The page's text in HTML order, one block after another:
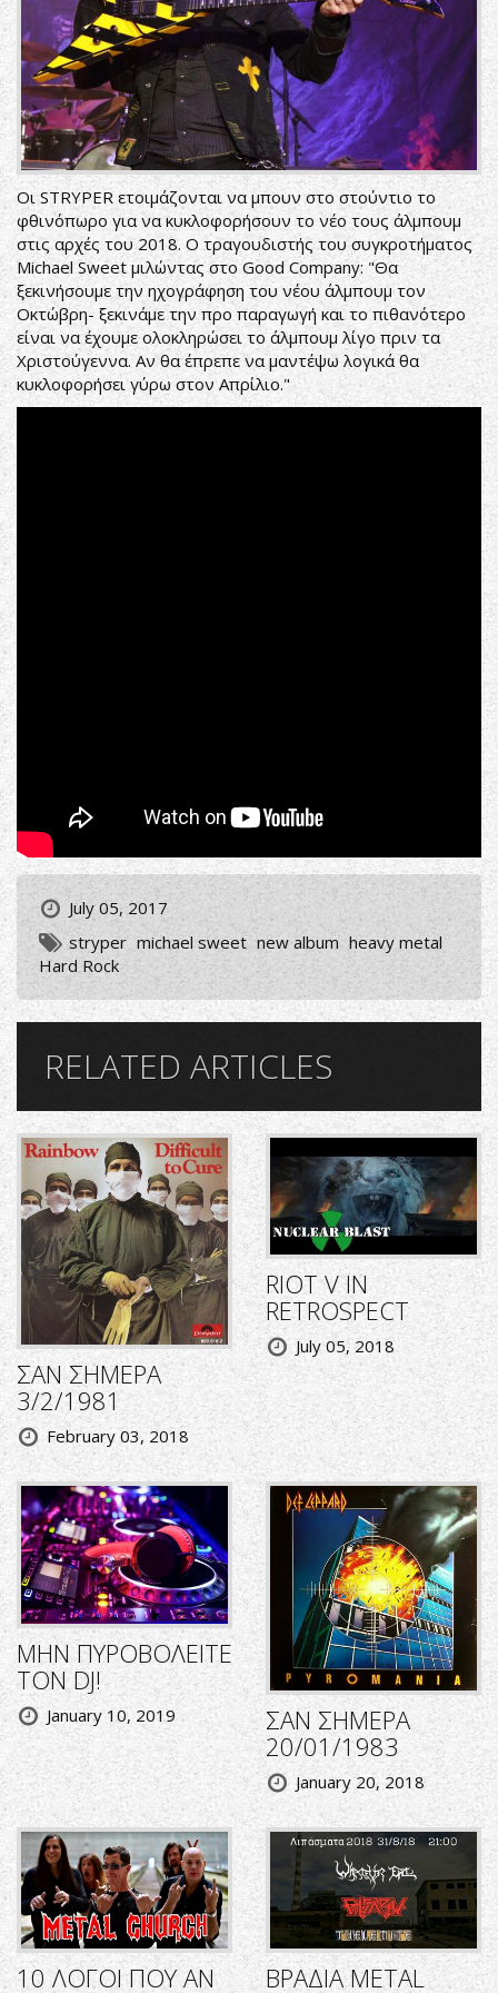
Οι STRYPER ετοιμάζονται να μπουν στο στούντιο το
φθινόπωρο για να κυκλοφορήσουν το νέο τους άλμπουμ
στις αρχές του 2018. Ο τραγουδιστής του συγκροτήματος
Michael Sweet μιλώντας στο Good Company: "Θα
ξεκινήσουμε την ηχογράφηση του νέου άλμπουμ τον
Οκτώβρη- ξεκινάμε την προ παραγωγή και το πιθανότερο
είναι να έχουμε ολοκληρώσει το άλμπουμ λίγο πριν τα
Χριστούγεννα. Αν θα έπρεπε να μαντέψω λογικά θα
κυκλοφορήσει γύρω στον Απρίλιο."
July 05, 2017
stryper michael sweet new album heavy metal
Hard Rock
RELATED ARTICLES
ΣΑΝ ΣΗΜΕΡΑ
3/2/1981
February 03, 2018
RIOT V IN
RETROSPECT
July 05, 2018
ΜΗΝ ΠΥΡΟΒΟΛΕΙΤΕ
ΤΟΝ DJ!
January 10, 2019
ΣΑΝ ΣΗΜΕΡΑ
20/01/1983
January 20, 2018
10 ΛΟΓΟΙ ΠΟΥ ΑΝ
ΒΡΑΔΙΑ METAL